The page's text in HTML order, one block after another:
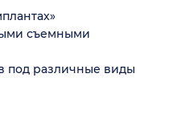
съемными
под различные виды